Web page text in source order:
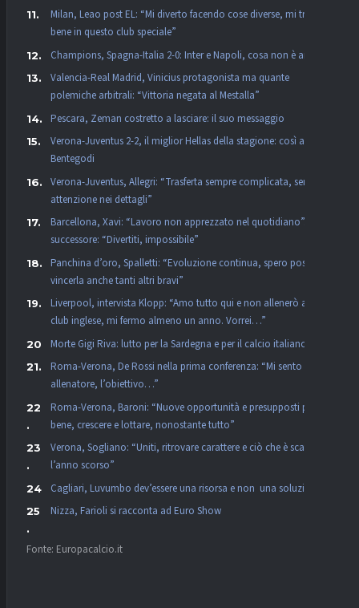
Milan, Leao post EL: “Mi diverto facendo cose diverse, mi trovo
bene in questo club speciale”
Champions, Spagna-Italia 2-0: Inter e Napoli, cosa non è andato
Valencia-Real Madrid, Vinicius protagonista ma quante
polemiche arbitrali: “Vittoria negata al Mestalla”
Pescara, Zeman costretto a lasciare: il suo messaggio
Verona-Juventus 2-2, il miglior Hellas della stagione: così al
Bentegodi
Verona-Juventus, Allegri: “Trasferta sempre complicata, serve
attenzione nei dettagli”
Barcellona, Xavi: “Lavoro non apprezzato nel quotidiano”. Al
successore: “Divertiti, impossibile”
Panchina d’oro, Spalletti: “Evoluzione continua, spero possano
vincerla anche tanti altri bravi”
Liverpool, intervista Klopp: “Amo tutto qui e non allenerò altro
club inglese, mi fermo almeno un anno. Vorrei…”
Morte Gigi Riva: lutto per la Sardegna e per il calcio italiano
Roma-Verona, De Rossi nella prima conferenza: “Mi sento
allenatore, l’obiettivo…”
Roma-Verona, Baroni: “Nuove opportunità e presupposti per far
bene, crescere e lottare, nonostante tutto”
Verona, Sogliano: “Uniti, ritrovare carattere e ciò che è scattato
l’anno scorso”
Cagliari, Luvumbo dev’essere una risorsa e non una soluzione
Nizza, Farioli si racconta ad Euro Show
Fonte: Europacalcio.it